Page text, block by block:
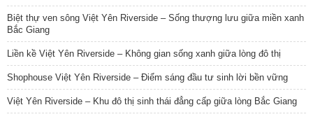
Biệt thự ven sông Việt Yên Riverside – Sống thượng lưu giữa miền xanh
Bắc Giang
Liền kề Việt Yên Riverside – Không gian sống xanh giữa lòng đô thị
Shophouse Việt Yên Riverside – Điểm sáng đầu tư sinh lời bền vững
Việt Yên Riverside – Khu đô thị sinh thái đẳng cấp giữa lòng Bắc Giang